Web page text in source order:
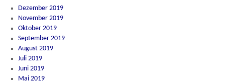
Dezember 2019
November 2019
Oktober 2019
September 2019
August 2019
Juli 2019
Juni 2019
Mai 2019